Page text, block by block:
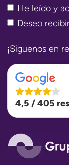
He leído y
Deseo
¡Siguenos en
4,5 / 405